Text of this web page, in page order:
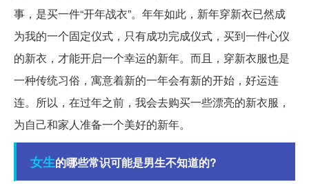
事，是买一件“开年战衣”。年年如此，新年穿新衣已然成
为我的一个固定仪式，只有成功完成仪式，买到一件心仪
的新衣，才能开启一个幸运的新年。而且，穿新衣服也是
一种传统习俗，寓意着新的一年会有新的开始，好运连
连。所以，在过年之前，我会去购买一些漂亮的新衣服，
为自己和家人准备一个美好的新年。
女生的哪些常识可能是男生不知道的?